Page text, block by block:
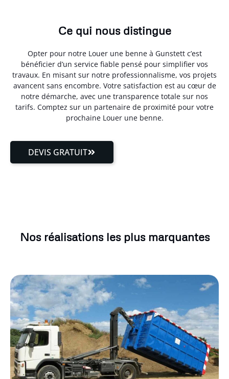
Ce qui nous distingue
Opter pour notre Louer une benne à Gunstett c’est
bénéficier d’un service fiable pensé pour simplifier vos
travaux. En misant sur notre professionnalisme, vos projets
avancent sans encombre. Votre satisfaction est au cœur de
notre démarche, avec une transparence totale sur nos
tarifs. Comptez sur un partenaire de proximité pour votre
prochaine Louer une benne.
DEVIS GRATUIT
Nos réalisations les plus marquantes